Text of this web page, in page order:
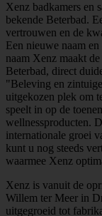
Xenz badkamers en
bekende Beterbad.
vertrouwen en de
Een nieuwe naam
naam Xenz maakt
Beterbad, direct
"Beleving en
uitgekozen plek om
speelt in op de
wellnessproducten.
internationale groei
kunt u nog steeds
waarmee Xenz
Xenz is vanuit de
Willem ter Meer in
uitgegroeid tot